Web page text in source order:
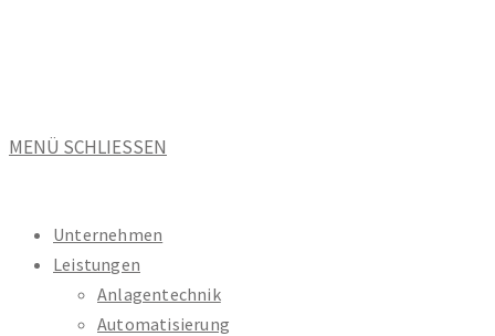
MENÜ SCHLIESSEN
Unternehmen
Leistungen
Anlagentechnik
Automatisierung